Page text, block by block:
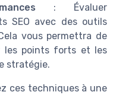
: Évaluer
SEO avec des outils
vous permettra de
les points forts et les
stratégie.
ces techniques à une